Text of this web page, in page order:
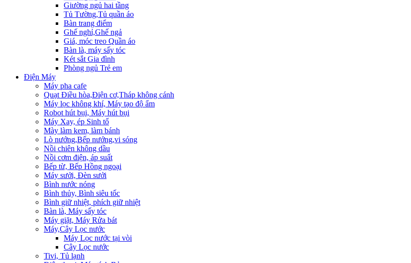
Giường ngủ hai tầng
Tủ Tường,Tủ quần áo
Bàn trang điểm
Ghế nghỉ,Ghế ngả
Giá, móc treo Quần áo
Bàn là, máy sấy tóc
Két sắt Gia đình
Phòng ngủ Trẻ em
Điện Máy
Máy pha cafe
Quạt Điều hòa,Điện cơ,Tháp không cánh
Máy lọc không khí, Máy tạo độ ẩm
Robot hút bụi, Máy hút bụi
Máy Xay, ép Sinh tố
Mày làm kem, làm bánh
Lò nướng,Bếp nướng,vi sóng
Nồi chiên không dầu
Nồi cơm điện, áp suất
Bếp từ, Bếp Hồng ngoại
Máy sưởi, Đèn sưởi
Bình nước nóng
Bình thủy, Bình siêu tốc
Bình giữ nhiệt, phích giữ nhiệt
Bàn là, Máy sấy tóc
Máy giặt, Máy Rửa bát
Máy,Cây Lọc nước
Máy Lọc nước tại vòi
Cây Lọc nước
Tivi, Tủ lạnh